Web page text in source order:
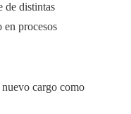
de distintas
en procesos
nuevo cargo como